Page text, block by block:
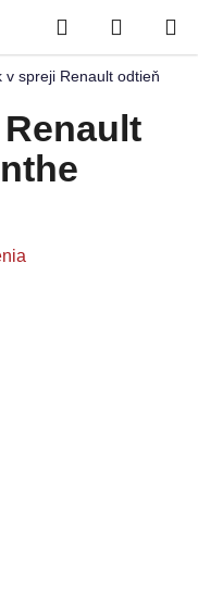
Hľadať
KOŠÍK
v spreji Renault odtieň